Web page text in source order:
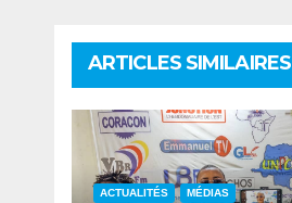
ARTICLES SIMILAIRES
ACTUALITÉS MÉDIAS